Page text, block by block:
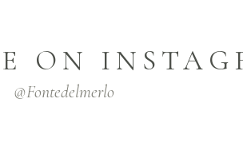
ON
@fontedelmerlo